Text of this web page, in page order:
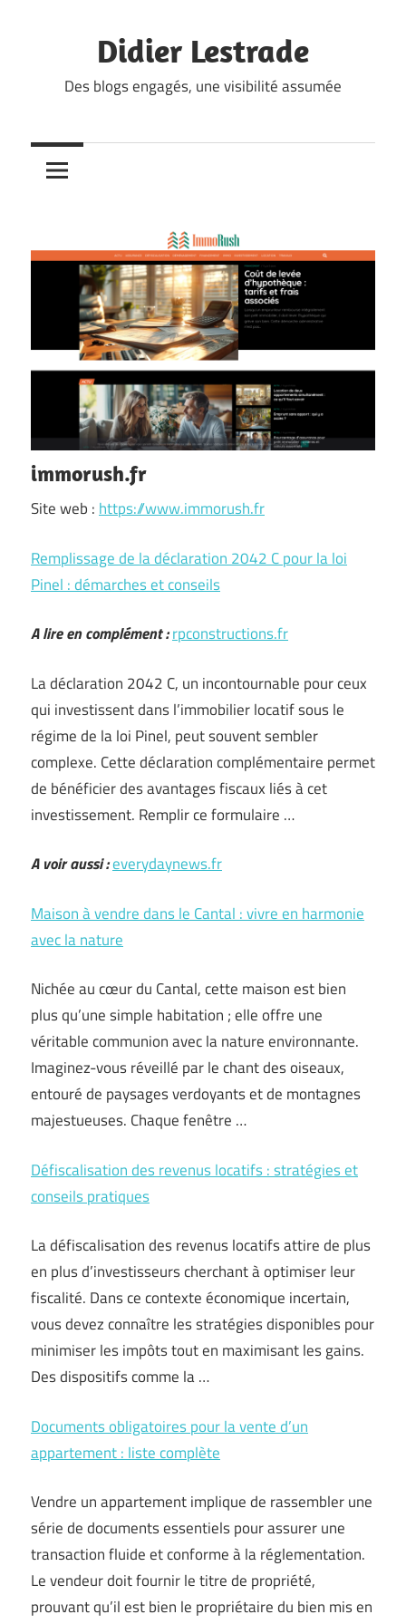
Didier Lestrade
Des blogs engagés, une visibilité assumée
immorush.fr
Site web : https://www.immorush.fr
Remplissage de la déclaration 2042 C pour la loi
Pinel : démarches et conseils
A lire en complément :rpconstructions.fr
La déclaration 2042 C, un incontournable pour ceux
qui investissent dans l’immobilier locatif sous le
régime de la loi Pinel, peut souvent sembler
complexe. Cette déclaration complémentaire permet
de bénéficier des avantages fiscaux liés à cet
investissement. Remplir ce formulaire …
A voir aussi :everydaynews.fr
Maison à vendre dans le Cantal : vivre en harmonie
avec la nature
Nichée au cœur du Cantal, cette maison est bien
plus qu’une simple habitation ; elle offre une
véritable communion avec la nature environnante.
Imaginez-vous réveillé par le chant des oiseaux,
entouré de paysages verdoyants et de montagnes
majestueuses. Chaque fenêtre …
Défiscalisation des revenus locatifs : stratégies et
conseils pratiques
La défiscalisation des revenus locatifs attire de plus
en plus d’investisseurs cherchant à optimiser leur
fiscalité. Dans ce contexte économique incertain,
vous devez connaître les stratégies disponibles pour
minimiser les impôts tout en maximisant les gains.
Des dispositifs comme la …
Documents obligatoires pour la vente d’un
appartement : liste complète
Vendre un appartement implique de rassembler une
série de documents essentiels pour assurer une
transaction fluide et conforme à la réglementation.
Le vendeur doit fournir le titre de propriété,
prouvant qu’il est bien le propriétaire du bien mis en